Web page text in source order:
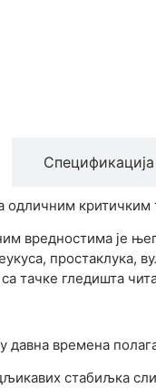
Спецификација
је
простаклука,
тачке гледишта
времена
стабиљка